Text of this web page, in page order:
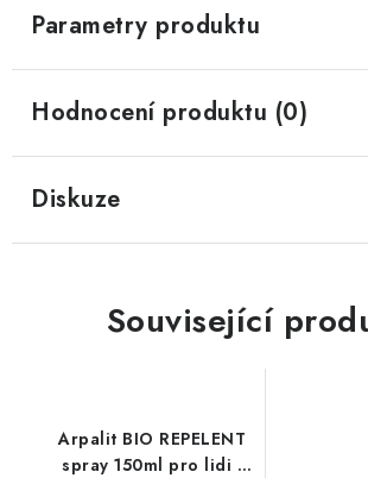
Parametry produktu
Hodnocení produktu (0)
Diskuze
Související
Arpalit BIO REPELENT
spray 150ml pro lidi -